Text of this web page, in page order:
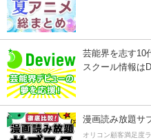
芸能界を志す10
スクール情報は
漫画読み放題サ
オリコン顧客満足度